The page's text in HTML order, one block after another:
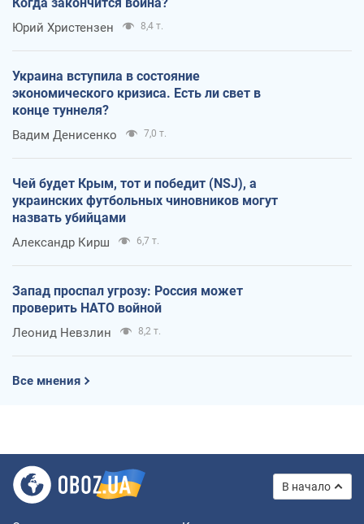
Юрий Христензен 8,4 т.
Украина вступила в состояние
экономического кризиса. Есть ли свет в
конце туннеля?
Вадим Денисенко 7,0 т.
Чей будет Крым, тот и победит (NSJ), а
украинских футбольных чиновников могут
назвать убийцами
Александр Кирш 6,7 т.
Запад проспал угрозу: Россия может
проверить НАТО войной
Леонид Невзлин 8,2 т.
Все мнения
В начало